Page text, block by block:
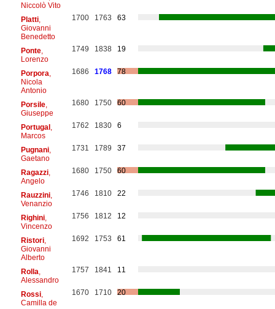
Niccolò Vito
Platti,
Giovanni
Benedetto
1700 1763 63
Ponte,
Lorenzo
1749 1838 19
Porpora
Nicola
Antonio
1686 1768 78
Porsile,
Giuseppe
1680 1750 60
Portugal,
Marcos
1762 1830 6
Pugnani,
Gaetano
1731 1789 37
Ragazzi,
Angelo
1680 1750 60
Rauzzini,
Venanzio
1746 1810 22
Righini,
Vincenzo
1756 1812 12
Ristori,
Giovanni
Alberto
1692 1753 61
Rolla
Alessandro
1757 1841 11
Rossi,
Camilla de
1670 1710 20